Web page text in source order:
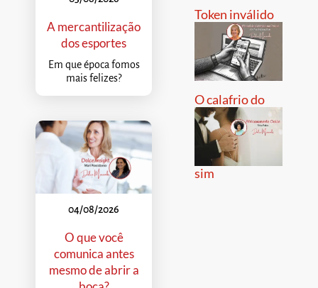
A mercantilização
dos esportes
Em que época fomos
mais felizes?
04/08/2026
O que você
comunica antes
mesmo de abrir a
Token inválido
O calafrio do
sim